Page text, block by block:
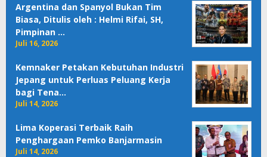
Argentina dan Spanyol Bukan Tim
Biasa, Ditulis oleh : Helmi Rifai, SH,
Pimpinan …
Juli 16, 2026
Kemnaker Petakan Kebutuhan Industri
Jepang untuk Perluas Peluang Kerja
bagi Tena…
Juli 14, 2026
Lima Koperasi Terbaik Raih
Penghargaan Pemko Banjarmasin
Juli 14, 2026